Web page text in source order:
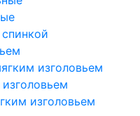
изголовьем
изголовьем